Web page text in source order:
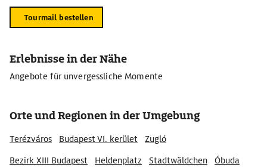
Tourmail bestellen
Erlebnisse in der Nähe
Angebote für unvergessliche Momente
Orte und Regionen in der Umgebung
Terézváros Budapest VI. kerület
Zugló
Bezirk XIII Budapest
Heldenplatz Stadtwäldchen Óbuda